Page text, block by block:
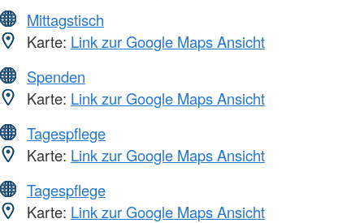
Mittagstisch
Karte: Link zur Google Maps Ansicht
Spenden
Karte: Link zur Google Maps Ansicht
Tagespflege
Karte: Link zur Google Maps Ansicht
Tagespflege
Karte: Link zur Google Maps Ansicht